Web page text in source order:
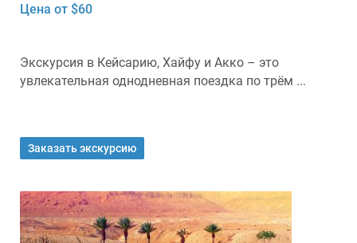
Цена от $60
Экскурсия в Кейсарию, Хайфу и Акко – это
увлекательная однодневная поездка по трём ...
Заказать экскурсию